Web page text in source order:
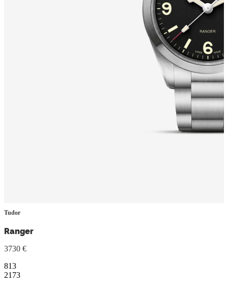
Tudor
Ranger
3730 €
813
2173